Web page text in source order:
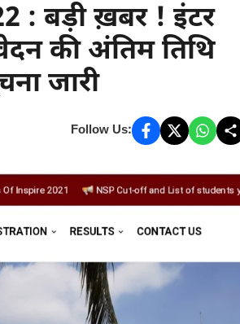
: बड़ी ख़बर ! इंटर
की अंतिम तिथि
जारी
Follow Us: